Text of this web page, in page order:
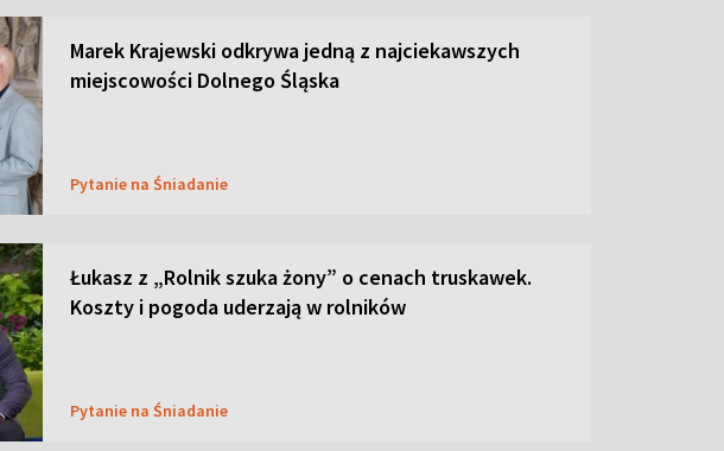
Marek Krajewski odkrywa jedną z najciekawszych
miejscowości Dolnego Śląska
Pytanie na Śniadanie
Łukasz z „Rolnik szuka żony” o cenach truskawek.
Koszty i pogoda uderzają w rolników
Pytanie na Śniadanie